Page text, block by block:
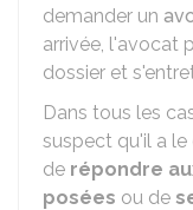
demander un
arrivée, l'avocat
dossier et
Dans tous les
suspect qu'il a
de répondre
posées ou de